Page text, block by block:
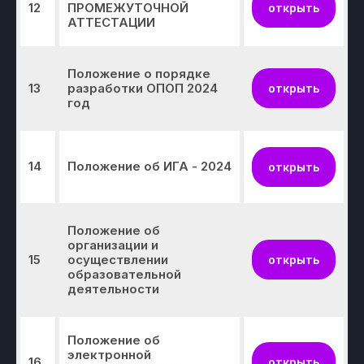
12
ПРОМЕЖУТОЧНОЙ
АТТЕСТАЦИИ
открыть
13
Положение о порядке
разработки ОПОП 2024
год
открыть
14 Положение об ИГА - 2024 открыть
15
Положение об
организации и
осуществлении
образовательной
деятельности
открыть
Положение об
электронной
Шифр и наименование
научной специальности
научной (научно-
исследовательской)
деятельности
не предусмотрено для СПО
Образование